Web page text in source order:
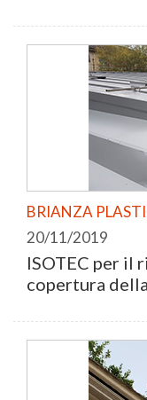
BRIANZA
20/11/2019
ISOTEC per il
copertura